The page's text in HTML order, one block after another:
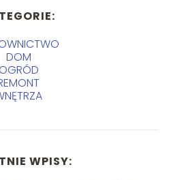
DOM
WPISY: